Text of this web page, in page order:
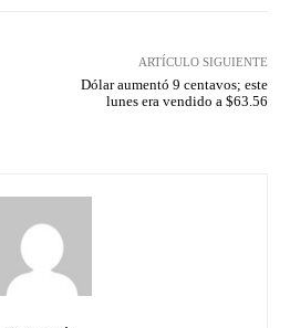
ARTÍCULO SIGUIENTE
Dólar aumentó 9 centavos; este
lunes era vendido a $63.56